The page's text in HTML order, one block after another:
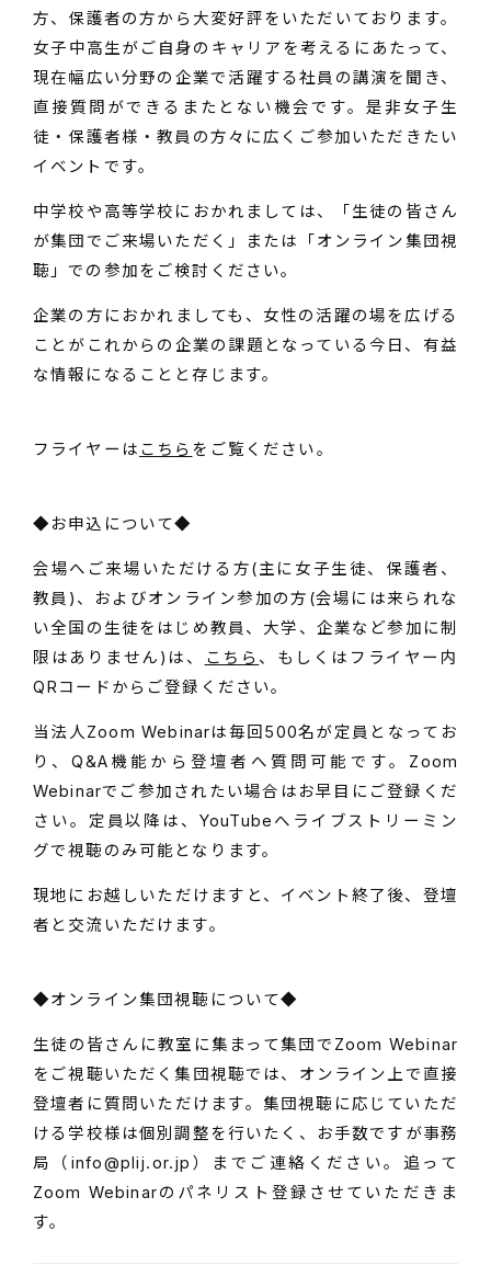
方、保護者の方から大変好評をいただいております。
女子中高生がご自身のキャリアを考えるにあたって、
現在幅広い分野の企業で活躍する社員の講演を聞き、
直接質問ができるまたとない機会です。是非女子生
徒・保護者様・教員の方々に広くご参加いただきたい
イベントです。
中学校や高等学校におかれましては、「生徒の皆さん
が集団でご来場いただく」または「オンライン集団視
聴」での参加をご検討ください。
企業の方におかれましても、女性の活躍の場を広げる
ことがこれからの企業の課題となっている今日、有益
な情報になることと存じます。
フライヤーは こちら をご覧ください。
◆お申込について◆
会場へご来場いただける方(主に女子生徒、保護者、
教員)、およびオンライン参加の方(会場には来られな
い全国の生徒をはじめ教員、大学、企業など参加に制
限はありません)は、
こちら 、もしくはフライヤー内
QRコードからご登録ください。
当法人Zoom Webinarは毎回500名が定員となってお
り、Q&A機能から登壇者へ質問可能です。Zoom
Webinarでご参加されたい場合はお早目にご登録くだ
さい。定員以降は、YouTubeへライブストリーミン
グで視聴のみ可能となります。
現地にお越しいただけますと、イベント終了後、登壇
者と交流いただけます。
◆オンライン集団視聴について◆
生徒の皆さんに教室に集まって集団でZoom Webinar
をご視聴いただく集団視聴では、オンライン上で直接
登壇者に質問いただけます。集団視聴に応じていただ
ける学校様は個別調整を行いたく、お手数ですが事務
局（info@plij.or.jp）までご連絡ください。追って
Zoom Webinarのパネリスト登録させていただきま
す。